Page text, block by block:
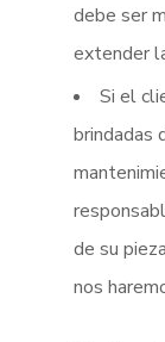
debe ser
extender
Si el
brindadas
de su
nos